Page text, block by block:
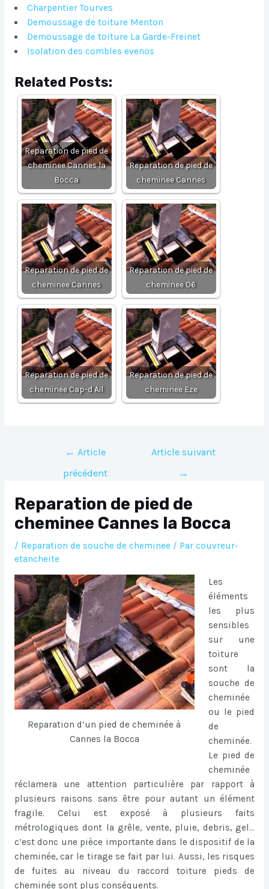
Charpentier Tourves
Demoussage de toiture Menton
Demoussage de toiture La Garde-Freinet
Isolation des combles evenos
Related Posts:
Reparation de pied de
cheminee Cannes la
Bocca
Reparation de pied de
cheminee Cannes
Reparation de pied de
cheminee Cannes
Reparation de pied de
cheminee 06
Reparation de pied de
cheminee Cap-d Ail
Reparation de pied de
cheminee Eze
l’article
← Article
précédent
Article suivant
→
Reparation de pied de
cheminee Cannes la Bocca
/ Reparation de souche de cheminee/ Par couvreur-
etancheite
Reparation d’un pied de cheminée à
Cannes la Bocca
Les
éléments
les plus
sensibles
sur une
toiture
sont la
souche de
cheminée
ou le pied
de
cheminée.
Le pied de
cheminée
réclamera une attention particulière par rapport à
plusieurs raisons sans être pour autant un élément
fragile. Celui est exposé à plusieurs faits
métrologiques dont la grêle, vente, pluie, debris, gel…
c’est donc une pièce importante dans le dispositif de la
cheminée, car le tirage se fait par lui. Aussi, les risques
de fuites au niveau du raccord toiture pieds de
cheminée sont plus conséquents.